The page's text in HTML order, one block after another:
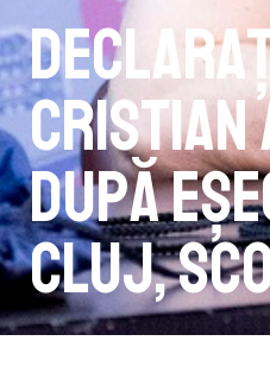
Cristian
după
Cluj,